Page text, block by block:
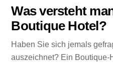
Was versteht
Boutique Hotel?
Haben Sie sich jemals
auszeichnet? Ein Boutique-